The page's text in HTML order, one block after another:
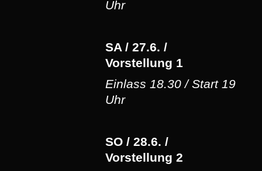
Uhr
SA / 27.6. /
Vorstellung 1
Einlass 18.30 / Start 19
Uhr
SO / 28.6. /
Vorstellung 2